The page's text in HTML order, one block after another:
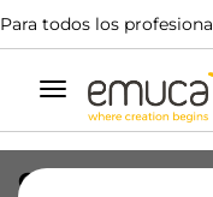
Para todos los
Alternar
navegación
Cierre de